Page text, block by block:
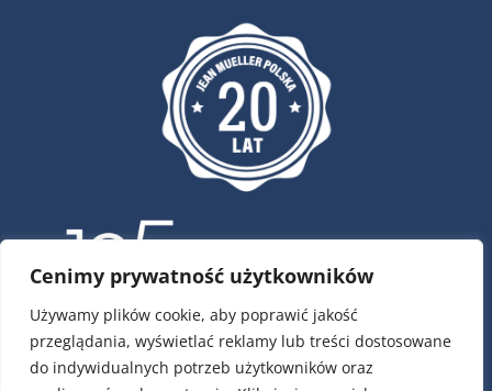
Cenimy prywatność użytkowników
Używamy plików cookie, aby poprawić jakość
przeglądania, wyświetlać reklamy lub treści dostosowane
do indywidualnych potrzeb użytkowników oraz
ul. Krótka 4, 02-293 Warszawa
tel.:22 / 751 79 01